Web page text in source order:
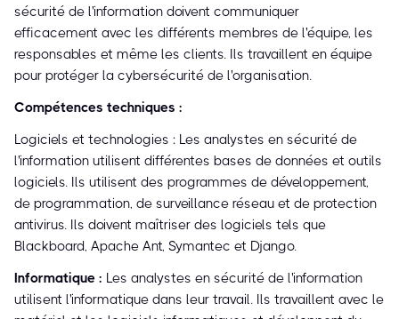
sécurité de l'information doivent communiquer
efficacement avec les différents membres de l'équipe, les
responsables et même les clients. Ils travaillent en équipe
pour protéger la cybersécurité de l'organisation.
Compétences techniques :
Logiciels et technologies : Les analystes en sécurité de
l'information utilisent différentes bases de données et outils
logiciels. Ils utilisent des programmes de développement,
de programmation, de surveillance réseau et de protection
antivirus. Ils doivent maîtriser des logiciels tels que
Blackboard, Apache Ant, Symantec et Django.
Informatique : Les analystes en sécurité de l'information
utilisent l'informatique dans leur travail. Ils travaillent avec le